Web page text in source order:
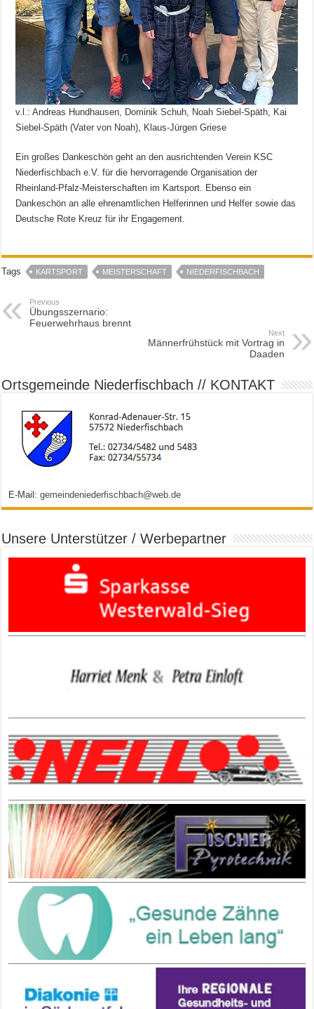
v.l.: Andreas Hundhausen, Dominik Schuh, Noah Siebel-Späth, Kai
Siebel-Späth (Vater von Noah), Klaus-Jürgen Griese
Ein großes Dankeschön geht an den ausrichtenden Verein KSC
Niederfischbach e.V. für die hervorragende Organisation der
Rheinland-Pfalz-Meisterschaften im Kartsport. Ebenso ein
Dankeschön an alle ehrenamtlichen Helferinnen und Helfer sowie das
Deutsche Rote Kreuz für ihr Engagement.
Tags KARTSPORT MEISTERSCHAFT NIEDERFISCHBACH
Previous
Übungsszernario:
Feuerwehrhaus brennt
Next
Männerfrühstück mit Vortrag in
Daaden
Ortsgemeinde Niederfischbach // KONTAKT
E-Mail:gemeindeniederfischbach@web.de
Unsere Unterstützer / Werbepartner